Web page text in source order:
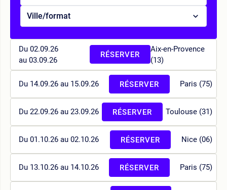
Ville/format
Du 02.09.26
au 03.09.26
Aix-en-Provence
(13)
RÉSERVER
Du 14.09.26 au 15.09.26 Paris (75)
RÉSERVER
Du 22.09.26 au 23.09.26 Toulouse (31)
RÉSERVER
Du 01.10.26 au 02.10.26 Nice (06)
RÉSERVER
Du 13.10.26 au 14.10.26 Paris (75)
RÉSERVER